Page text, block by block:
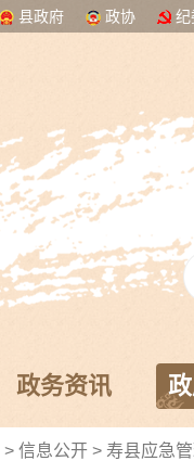
县政府 政协 纪
政务资讯
> 信息公开 > 寿县应急